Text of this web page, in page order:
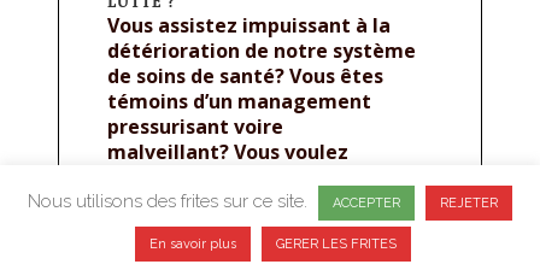
Vous assistez impuissant à la
détérioration de notre système
de soins de santé? Vous êtes
témoins d’un management
pressurisant voire
malveillant? Vous voulez
soins? Vous estimez que votre
métier est avant tout un service
aux personnes et non un business
Nous utilisons des frites sur ce site. ACCEPTER REJETER
En savoir plus GERER LES FRITES